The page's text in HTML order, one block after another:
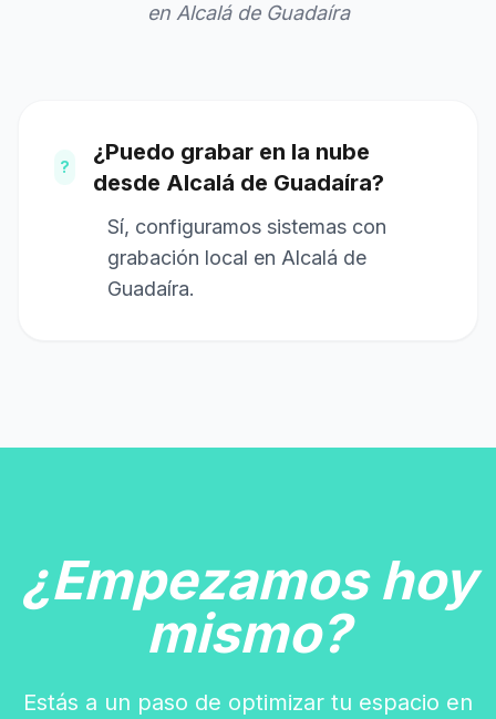
en Alcalá de Guadaíra
?
¿Puedo grabar en la nube
desde Alcalá de Guadaíra?
Sí, configuramos sistemas con
grabación local en Alcalá de
Guadaíra.
¿Empezamos hoy
mismo?
Estás a un paso de optimizar tu espacio en